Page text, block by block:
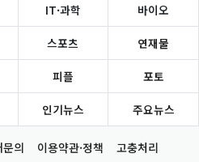
IT·과학 바이오
스포츠 연재물
피플 포토
인기뉴스 주요뉴스
문의 이용약관·정책 고충처리